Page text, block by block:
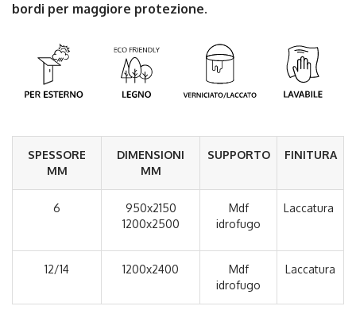
bordi per maggiore protezione.
SPESSORE
MM
DIMENSIONI
MM
SUPPORTO FINITURA
6
950x2150
1200x2500
Mdf
idrofugo
Laccatura
12/14 1200x2400
Mdf
idrofugo
Laccatura